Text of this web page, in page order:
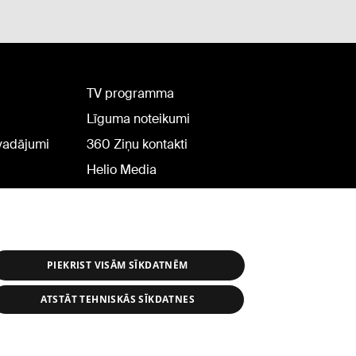
TV programma
Līguma noteikumi
360 Ziņu kontakti
Helio Media
PIEKRIST VISĀM SĪKDATNĒM
ATSTĀT TEHNISKĀS SĪKDATNES